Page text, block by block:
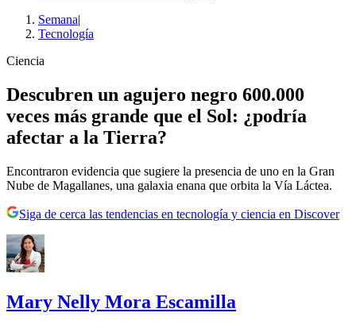
Semana|
Tecnología
Ciencia
Descubren un agujero negro 600.000
veces más grande que el Sol: ¿podría
afectar a la Tierra?
Encontraron evidencia que sugiere la presencia de uno en la Gran
Nube de Magallanes, una galaxia enana que orbita la Vía Láctea.
Siga de cerca las tendencias en tecnología y ciencia en Discover
Mary Nelly Mora Escamilla